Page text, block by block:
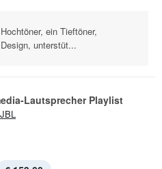
ein Tieftöner,
unterstüt...
Lautsprecher Playlist
JBL